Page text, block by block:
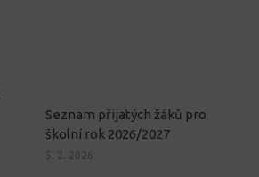
Seznam přijatých žáků pro
školní rok 2026/2027
5. 2. 2026